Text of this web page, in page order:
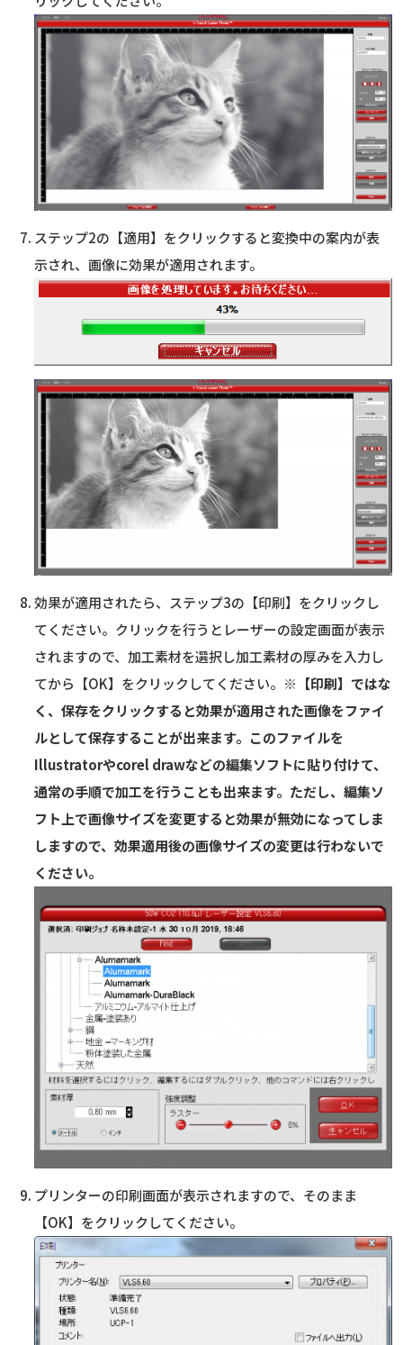
ステップ2の【適用】をクリックすると変換中の案内が表
示され、画像に効果が適用されます。
効果が適用されたら、ステップ3の【印刷】をクリックし
てください。クリックを行うとレーザーの設定画面が表示
されますので、加工素材を選択し加工素材の厚みを入力し
てから【OK】をクリックしてください。 ※【印刷】ではな
く、保存をクリックすると効果が適用された画像をファイ
ルとして保存することが出来ます。このファイルを
Illustratorやcorel drawなどの編集ソフトに貼り付けて、
通常の手順で加工を行うことも出来ます。ただし、編集ソ
フト上で画像サイズを変更すると効果が無効になってしま
しますので、効果適用後の画像サイズの変更は行わないで
ください。
プリンターの印刷画面が表示されますので、そのまま
【OK】をクリックしてください。